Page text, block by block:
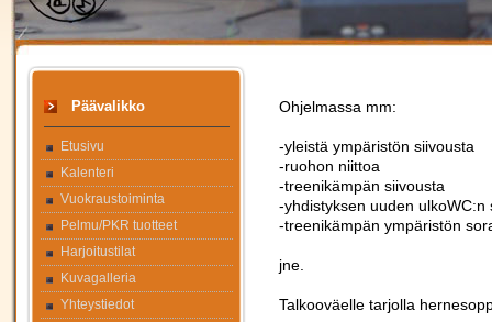
Päävalikko
Etusivu
Kalenteri
Vuokraustoiminta
Pelmu/PKR tuotteet
Harjoitustilat
Kuvagalleria
Yhteystiedot
Ohjelmassa mm:
-yleistä ympäristön siivousta
-ruohon niittoa
-treenikämpän siivousta
-yhdistyksen uuden
-treenikämpän ympäristön
jne.
Talkooväelle tarjolla